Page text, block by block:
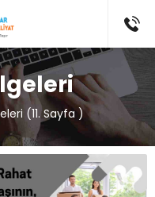
(11. Sayfa )